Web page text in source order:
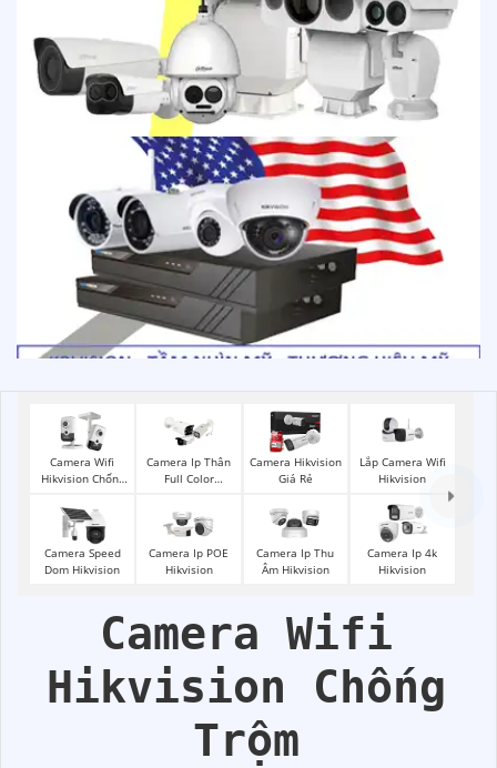
Camera Wifi
Hikvision Chống
Camera Ip Thân
Full Color
Camera Hikvision
Giá Rẻ
Lắp Camera Wifi
Hikvision
Camera Speed
Dom Hikvision
Camera Ip POE
Hikvision
Camera Ip Thu
Âm Hikvision
Camera Ip 4k
Hikvision
Camera Wifi
Hikvision Chống
Trộm